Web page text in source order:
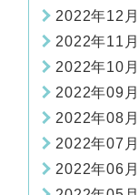
2022年12月
2022年11月
2022年10月
2022年09月
2022年08月
2022年07月
2022年06月